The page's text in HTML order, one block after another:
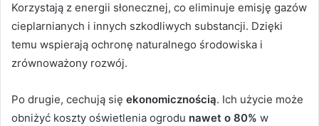
Korzystają z energii słonecznej, co eliminuje emisję gazów
cieplarnianych i innych szkodliwych substancji. Dzięki
temu wspierają ochronę naturalnego środowiska i
zrównoważony rozwój.
Po drugie, cechują się ekonomicznością. Ich użycie może
obniżyć koszty oświetlenia ogrodu nawet o 80% w